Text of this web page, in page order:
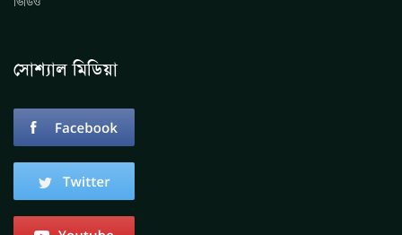
সোশ্যাল মিডিয়া